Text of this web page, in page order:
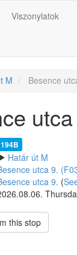
Viszonylatok
M Besence
194B
Határ út M
utca 9.
utca 9. (
this stop